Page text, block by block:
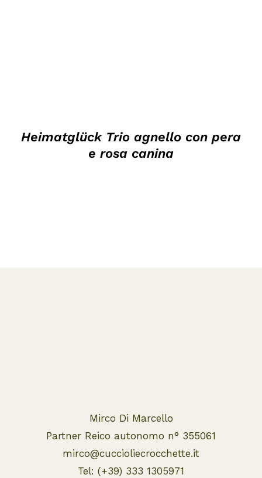
Heimatglück Trio agnello con pera
e rosa canina
Mirco Di Marcello
Partner Reico autonomo n° 355061
mirco@cuccioliecrocchette.it
Tel: (+39) 333 1305971